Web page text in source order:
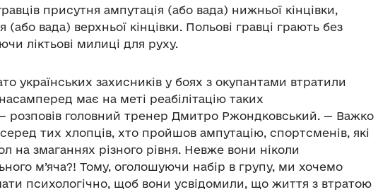
присутня ампутація (або вада) нижньої кінцівки,
(або вада) верхньої кінцівки. Польові гравці грають без
ліктьові милиці для руху.
українських захисників у боях з окупантами втратили
має на меті реабілітацію таких
— розповів головний тренер Дмитро Ржондковський. — Важко
серед тих хлопців, хто пройшов ампутацію, спортсменів, які
на змаганнях різного рівня. Невже вони ніколи
м’яча?! Тому, оголошуючи набір в групу, ми хочемо
психологічно, щоб вони усвідомили, що життя з втратою